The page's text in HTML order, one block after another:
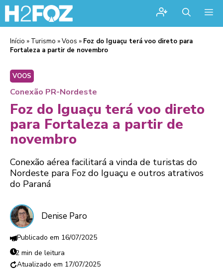
Início » Turismo »Voos » Foz do Iguaçu terá voo direto para
Fortaleza a partir de novembro
VOOS
Conexão PR-Nordeste
Foz do Iguaçu terá voo direto
para Fortaleza a partir de
novembro
Conexão aérea facilitará a vinda de turistas do
Nordeste para Foz do Iguaçu e outros atrativos
do Paraná
Denise Paro
16/07/2025
2 min de leitura
17/07/2025